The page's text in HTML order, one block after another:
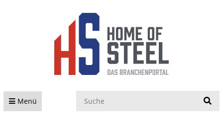
Menü